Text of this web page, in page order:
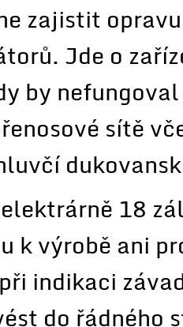
zajistit
Jde o
by
sítě
18
k výrobě ani
indikaci
do řádného